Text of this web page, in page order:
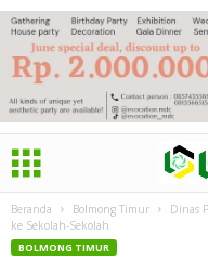
Beranda Bolmong Timur
Dinas
ke Sekolah-Sekolah
BOLMONG TIMUR